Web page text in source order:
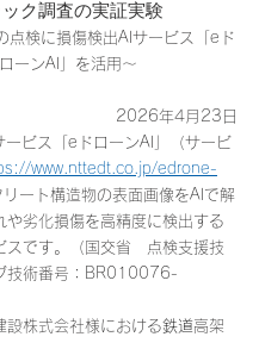
ク調査の実証実験
点検に損傷検出AIサービス「eド
ローンAI」を活用～
2026年4月23日
ビス「eドローンAI」（サービ
www.nttedt.co.jp/edrone-
リート構造物の表面画像をAIで解
や劣化損傷を高精度に検出する
スです。（国交省　点検支援技
技術番号：BR010076-
設株式会社様における鉄道高架